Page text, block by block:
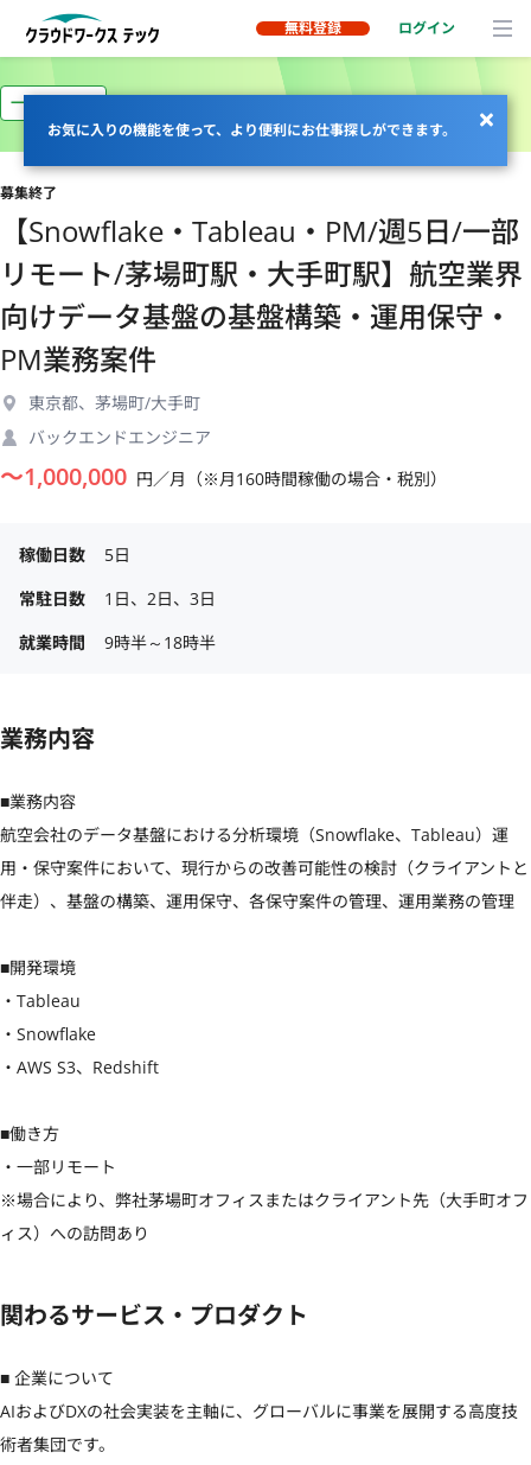
無料登録 ログイン
お気に入りの機能を使って、より便利にお仕事探しができます。
一部リモート
募集終了
【Snowflake・Tableau・PM/週5日/一部
リモート/茅場町駅・大手町駅】航空業界
向けデータ基盤の基盤構築・運用保守・
PM業務案件
東京都、茅場町/大手町
バックエンドエンジニア
〜1,000,000 円／月（※月160時間稼働の場合・税別）
稼働日数
5日
常駐日数
1日、2日、3日
就業時間
9時半～18時半
業務内容
■業務内容
航空会社のデータ基盤における分析環境（Snowflake、Tableau）運
用・保守案件において、現行からの改善可能性の検討（クライアントと
伴走）、基盤の構築、運用保守、各保守案件の管理、運用業務の管理
■開発環境
・Tableau
・Snowflake
・AWS S3、Redshift
■働き方
・一部リモート
※場合により、弊社茅場町オフィスまたはクライアント先（大手町オフ
ィス）への訪問あり
関わるサービス・プロダクト
■ 企業について
AIおよびDXの社会実装を主軸に、グローバルに事業を展開する高度技
術者集団です。